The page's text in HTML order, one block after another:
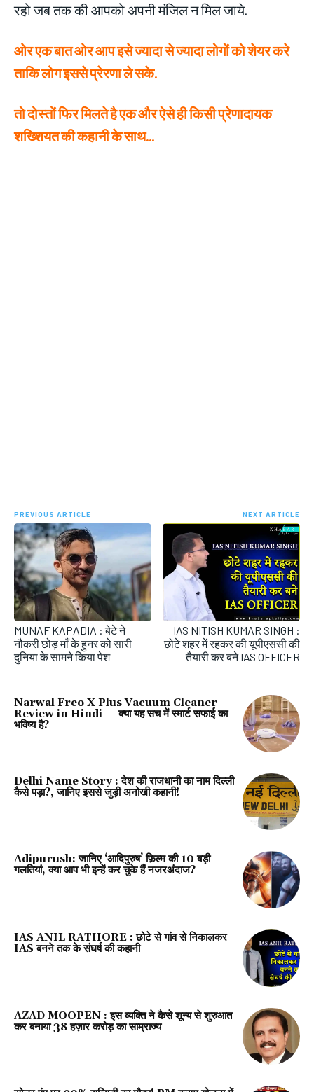
रहो जब तक की आपको अपनी मंजिल न मिल जाये.
ओर एक बात ओर आप इसे ज्यादा से ज्यादा लोगों को शेयर करे
ताकि लोग इससे प्रेरणा ले सके.
तो दोस्तों फिर मिलते है एक और ऐसे ही किसी प्रेणादायक
शख्शियत की कहानी के साथ…
PREVIOUS ARTICLE
MUNAF KAPADIA : बेटे ने
नौकरी छोड़ माँ के हुनर को सारी
दुनिया के सामने किया पेश
NEXT ARTICLE
IAS NITISH KUMAR SINGH :
छोटे शहर में रहकर की यूपीएससी की
तैयारी कर बने IAS OFFICER
Narwal Freo X Plus Vacuum Cleaner
Review in Hindi — क्या यह सच में स्मार्ट सफाई का
भविष्य है?
Delhi Name Story : देश की राजधानी का नाम दिल्ली
कैसे पड़ा?, जानिए इससे जुड़ी अनोखी कहानी!
Adipurush: जानिए ‘आदिपुरुष’ फ़िल्म की 10 बड़ी
गलतियां, क्या आप भी इन्हें कर चुके हैं नजरअंदाज?
IAS ANIL RATHORE : छोटे से गांव से निकालकर
IAS बनने तक के संघर्ष की कहानी
AZAD MOOPEN : इस व्यक्ति ने कैसे शून्य से शुरुआत
कर बनाया 38 हज़ार करोड़ का साम्राज्य